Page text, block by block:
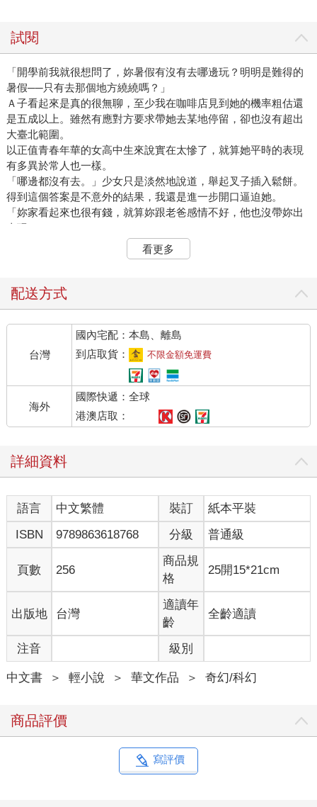
試閱
「開學前我就很想問了，妳暑假有沒有去哪邊玩？明明是難得的
暑假──只有去那個地方繞繞嗎？」
Ａ子看起來是真的很無聊，至少我在咖啡店見到她的機率粗估還
是五成以上。雖然有應對方要求帶她去某地停留，卻也沒有超出
大臺北範圍。
以正值青春年華的女高中生來說實在太慘了，就算她平時的表現
有多異於常人也一樣。
「哪邊都沒有去。」少女只是淡然地說道，舉起叉子插入鬆餅。
得到這個答案是不意外的結果，我還是進一步開口逼迫她。
「妳家看起來也很有錢，就算妳跟老爸感情不好，他也沒帶妳出
去玩？」
Ａ子的叉子並沒有停在半空中，但根據我累積一個暑假的觀察結
果，她的內心其實已經有些波動。
下。
小姐，妳話能不能說明白一點啊？
「不是那種關係，那是哪種關係？」我故意問道。
「隨你想像吧。」
Ａ子始終沒隨我起舞，優雅地吃起鬆餅，從很多細節還是看得出
她家教不錯。
「不過。」鬆餅也是吞完後才開口，馬上就是一句神轉折。「最
近要跟你出去玩，倒不是不行。」
「啥？」
出情緒。
最後我只能嘆口氣，揉著額頭說：「開學後有時間嗎？我以為妳
是不翹課的乖寶寶呢。」
她點了點頭，不知道是同意哪個部分。
我懷疑Ａ子在賣什麼關子，可是這場攻防我還是屈居下風。
畢竟祐希學姐說得對，是男人就很難拒絕跟年輕貌美的女高中生
這就叫欲擒故縱嗎？真是高段的手法啊。
我的話尚未說完，耳邊突然傳來清脆的響聲。是店門口的風鈴，
這代表有客人上門了。但這次的來者，有一點不一樣。
那是位看上去和Ａ子年齡相仿的少女，過肩的中長髮綁成典雅的
公主頭，有著明亮的雙瞳以及吸引人的可愛五官。
在這盛夏結尾，少女套上輕薄的白外套，內搭淡藍小洋裝，最後
穿了雙娃娃鞋，搭配那嬌小的身形，整體十分甜美。
信，因此減損了幾分氣質。
雖然欣賞正妹是男人的天性，這卻不是我內心泛起無數波瀾的原
「已經長這麼大了啊……」我收起笑容，喃喃自語了一句，移開
視線瞥向一臉淡然的Ａ子。
看更多
配送方式
台灣
國內宅配：本島、離島
到店取貨：
不限金額免運費
海外
國際快遞：全球
港澳店取：
詳細資料
語言 中文繁體 裝訂
紙本平裝
ISBN
9789863618768 分級 普通級
頁數 256
商品規
格
25開15*21cm
出版地 台灣
適讀年
齡
全齡適讀
注音 級別
中文書 ＞ 輕小說 ＞ 華文作品 ＞ 奇幻/科幻
商品評價
寫評價